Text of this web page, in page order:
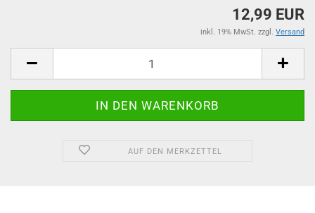
12,99 EUR
inkl. 19% MwSt. zzgl. Versand
AUF DEN MERKZETTEL